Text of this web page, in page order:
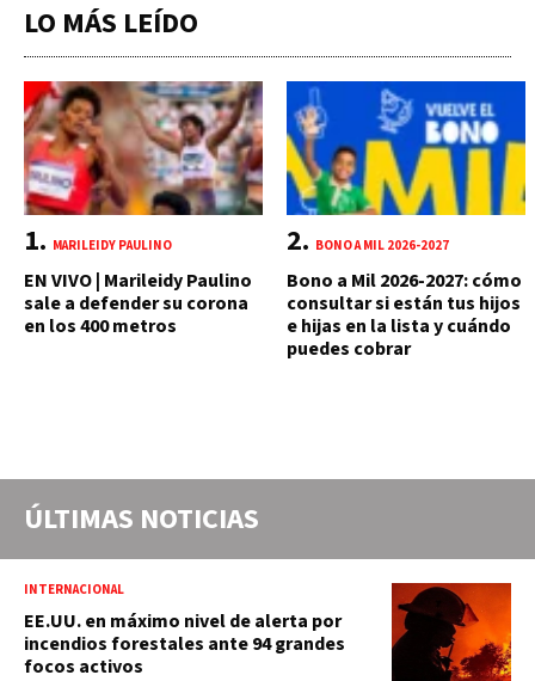
LO MÁS LEÍDO
MARILEIDY PAULINO
EN VIVO | Marileidy Paulino
sale a defender su corona
en los 400 metros
BONO A MIL 2026-2027
Bono a Mil 2026-2027: cómo
consultar si están tus hijos
e hijas en la lista y cuándo
puedes cobrar
ÚLTIMAS NOTICIAS
INTERNACIONAL
EE.UU. en máximo nivel de alerta por
incendios forestales ante 94 grandes
focos activos